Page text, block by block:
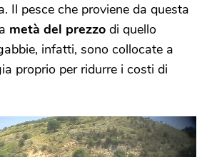
Il pesce che proviene da questa
metà del prezzo di quello
infatti, sono collocate a
proprio per ridurre i costi di